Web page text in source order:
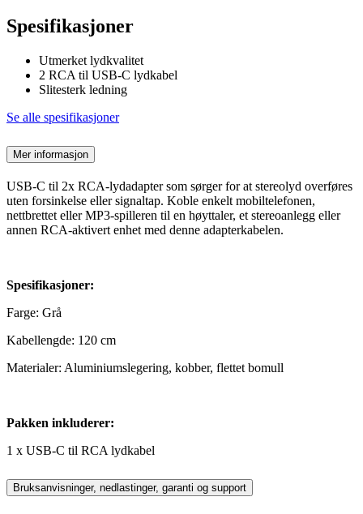
Spesifikasjoner
Utmerket lydkvalitet
2 RCA til USB-C lydkabel
Slitesterk ledning
Se alle spesifikasjoner
Mer informasjon
USB-C til 2x RCA-lydadapter som sørger for at stereolyd overføres
uten forsinkelse eller signaltap. Koble enkelt mobiltelefonen,
nettbrettet eller MP3-spilleren til en høyttaler, et stereoanlegg eller
annen RCA-aktivert enhet med denne adapterkabelen.
Spesifikasjoner:
Farge: Grå
Kabellengde: 120 cm
Materialer: Aluminiumslegering, kobber, flettet bomull
Pakken inkluderer:
1 x USB-C til RCA lydkabel
Bruksanvisninger, nedlastinger, garanti og support